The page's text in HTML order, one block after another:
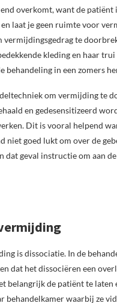
overkomt, want de patiënt
laat je geen ruimte voor
vermijdingsgedrag te
kleding en haar
behandeling in een zomers
om vermijding te
en gedesensitizeerd
Dit is vooral helpend
niet goed lukt om over de
dat geval instructie om aan
is dissociatie. In de
dat het dissociëren een
belangrijk de patiënt te
behandelkamer waarbij ze